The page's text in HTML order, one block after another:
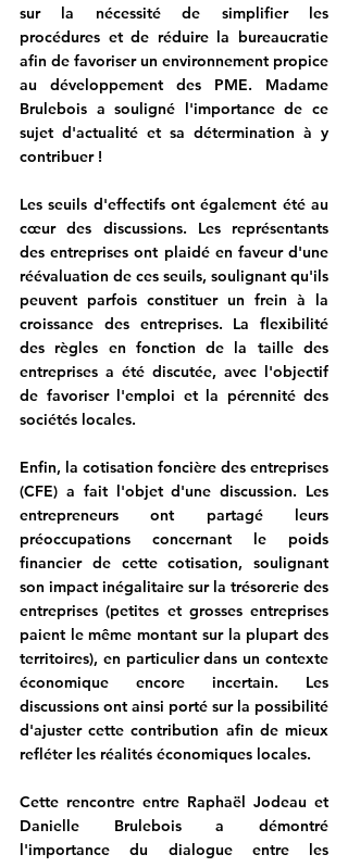
sur la nécessité de simplifier les
procédures et de réduire la bureaucratie
afin de favoriser un environnement propice
au développement des PME. Madame
Brulebois a souligné l'importance de ce
sujet d'actualité et sa détermination à y
contribuer !
Les seuils d'effectifs ont également été au
cœur des discussions. Les représentants
des entreprises ont plaidé en faveur d'une
réévaluation de ces seuils, soulignant qu'ils
peuvent parfois constituer un frein à la
croissance des entreprises. La flexibilité
des règles en fonction de la taille des
entreprises a été discutée, avec l'objectif
de favoriser l'emploi et la pérennité des
sociétés locales.
Enfin, la cotisation foncière des entreprises
(CFE) a fait l'objet d'une discussion. Les
entrepreneurs ont partagé leurs
préoccupations concernant le poids
financier de cette cotisation, soulignant
son impact inégalitaire sur la trésorerie des
entreprises (petites et grosses entreprises
paient le même montant sur la plupart des
territoires), en particulier dans un contexte
économique encore incertain. Les
discussions ont ainsi porté sur la possibilité
d'ajuster cette contribution afin de mieux
refléter les réalités économiques locales.
Cette rencontre entre Raphaël Jodeau et
Danielle Brulebois a démontré
l'importance du dialogue entre les